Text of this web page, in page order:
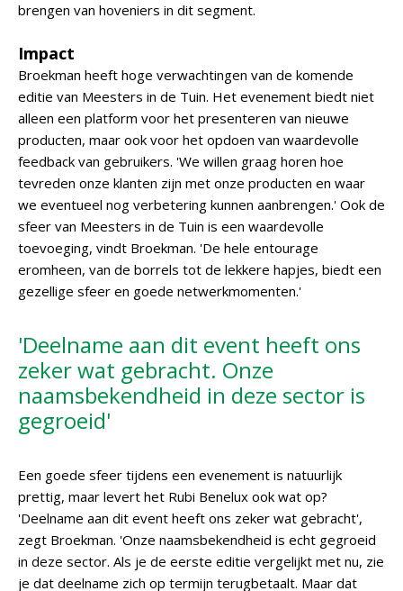
brengen van hoveniers in dit segment.
Impact
Broekman heeft hoge verwachtingen van de komende
editie van Meesters in de Tuin. Het evenement biedt niet
alleen een platform voor het presenteren van nieuwe
producten, maar ook voor het opdoen van waardevolle
feedback van gebruikers. 'We willen graag horen hoe
tevreden onze klanten zijn met onze producten en waar
we eventueel nog verbetering kunnen aanbrengen.' Ook de
sfeer van Meesters in de Tuin is een waardevolle
toevoeging, vindt Broekman. 'De hele entourage
eromheen, van de borrels tot de lekkere hapjes, biedt een
gezellige sfeer en goede netwerkmomenten.'
'Deelname aan dit event heeft ons
zeker wat gebracht. Onze
naamsbekendheid in deze sector is
gegroeid'
Een goede sfeer tijdens een evenement is natuurlijk
prettig, maar levert het Rubi Benelux ook wat op?
'Deelname aan dit event heeft ons zeker wat gebracht',
zegt Broekman. 'Onze naamsbekendheid is echt gegroeid
in deze sector. Als je de eerste editie vergelijkt met nu, zie
je dat deelname zich op termijn terugbetaalt. Maar dat